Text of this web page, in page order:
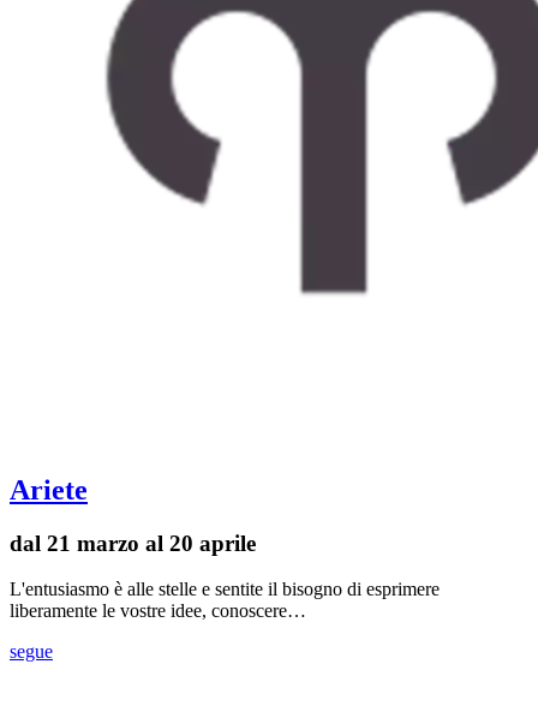
Ariete
dal 21 marzo al 20 aprile
L'entusiasmo è alle stelle e sentite il bisogno di esprimere
liberamente le vostre idee, conoscere…
segue